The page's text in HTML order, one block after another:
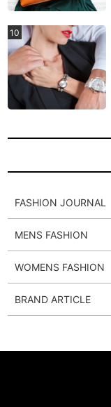
FASHION JOURNAL
MENS FASHION
WOMENS FASHION
BRAND ARTICLE